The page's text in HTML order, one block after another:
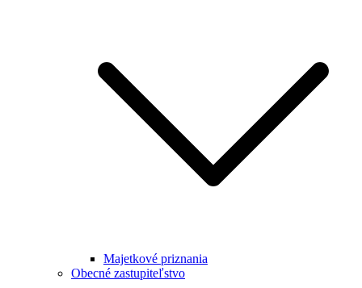
Majetkové priznania
Obecné zastupiteľstvo